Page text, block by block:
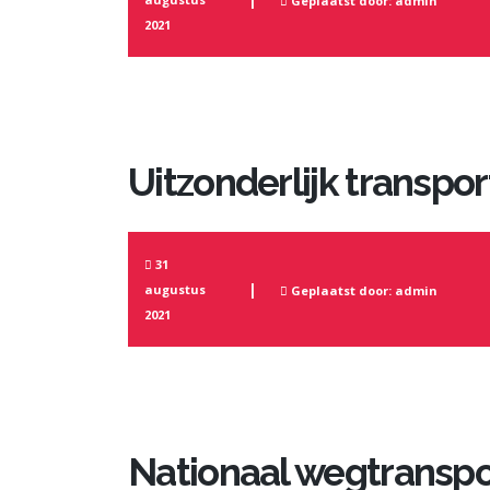
2021
Uitzonderlijk
31
augustus
2021
Geplaatst door: admin
Nationaal